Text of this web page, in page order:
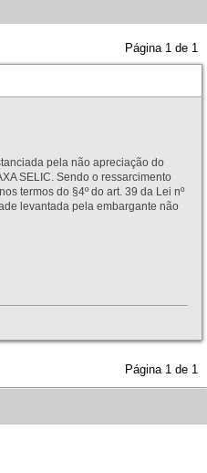
Página 1 de 1
pela não apreciação do
SELIC. Sendo o ressarcimento
termos do §4º do art. 39 da Lei nº
levantada pela embargante não
Página 1 de 1